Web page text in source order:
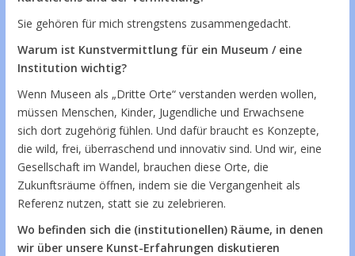
Sie gehören für mich strengstens zusammengedacht.
Warum ist Kunstvermittlung für ein Museum / eine
Institution wichtig?
Wenn Museen als „Dritte Orte“ verstanden werden wollen,
müssen Menschen, Kinder, Jugendliche und Erwachsene
sich dort zugehörig fühlen. Und dafür braucht es Konzepte,
die wild, frei, überraschend und innovativ sind. Und wir, eine
Gesellschaft im Wandel, brauchen diese Orte, die
Zukunftsräume öffnen, indem sie die Vergangenheit als
Referenz nutzen, statt sie zu zelebrieren.
Wo befinden sich die (institutionellen) Räume, in denen
wir über unsere Kunst-Erfahrungen diskutieren